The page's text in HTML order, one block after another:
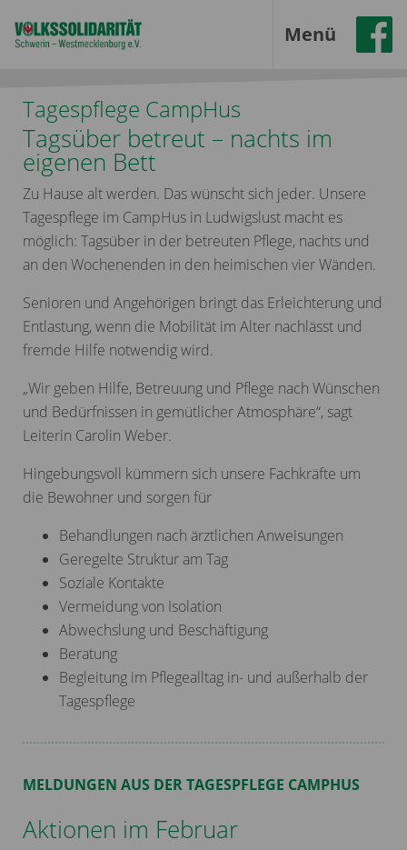
Menü
Tagespflege CampHus
Tagsüber betreut – nachts im
eigenen Bett
Zu Hause alt werden. Das wünscht sich jeder. Unsere
Tagespflege im CampHus in Ludwigslust macht es
möglich: Tagsüber in der betreuten Pflege, nachts und
an den Wochenenden in den heimischen vier Wänden.
Senioren und Angehörigen bringt das Erleichterung und
Entlastung, wenn die Mobilität im Alter nachlässt und
fremde Hilfe notwendig wird.
„Wir geben Hilfe, Betreuung und Pflege nach Wünschen
und Bedürfnissen in gemütlicher Atmosphäre“, sagt
Leiterin Carolin Weber.
Hingebungsvoll kümmern sich unsere Fachkräfte um
die Bewohner und sorgen für
Behandlungen nach ärztlichen Anweisungen
Geregelte Struktur am Tag
Soziale Kontakte
Vermeidung von Isolation
Abwechslung und Beschäftigung
Beratung
Begleitung im Pflegealltag in- und außerhalb der
Tagespflege
MELDUNGEN AUS DER TAGESPFLEGE CAMPHUS
Aktionen im Februar